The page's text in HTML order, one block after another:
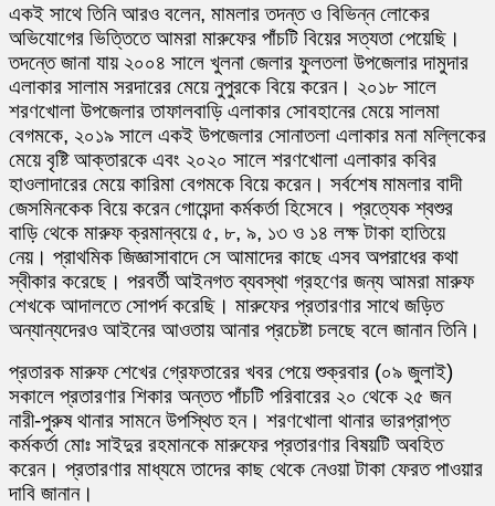
একই সাথে তিনি আরও বলেন, মামলার তদন্ত ও বিভিন্ন লোকের
অভিযোগের ভিত্তিতে আমরা মারুফের পাঁচটি বিয়ের সত্যতা পেয়েছি।
তদন্তে জানা যায় ২০০৪ সালে খুলনা জেলার ফুলতলা উপজেলার দামুদার
এলাকার সালাম সরদারের মেয়ে নুপুরকে বিয়ে করেন। ২০১৮ সালে
শরণখোলা উপজেলার তাফালবাড়ি এলাকার সোবহানের মেয়ে সালমা
বেগমকে, ২০১৯ সালে একই উপজেলার সোনাতলা এলাকার মনা মল্লিকের
মেয়ে বৃষ্টি আক্তারকে এবং ২০২০ সালে শরণখোলা এলাকার কবির
হাওলাদারের মেয়ে কারিমা বেগমকে বিয়ে করেন। সর্বশেষ মামলার বাদী
জেসমিনকেক বিয়ে করেন গোয়েন্দা কর্মকর্তা হিসেবে। প্রত্যেক শ্বশুর
বাড়ি থেকে মারুফ ক্রমান্বয়ে ৫, ৮, ৯, ১৩ ও ১৪ লক্ষ টাকা হাতিয়ে
নেয়। প্রাথমিক জিজ্ঞাসাবাদে সে আমাদের কাছে এসব অপরাধের কথা
স্বীকার করেছে। পরবর্তী আইনগত ব্যবস্থা গ্রহণের জন্য আমরা মারুফ
শেখকে আদালতে সোপর্দ করেছি। মারুফের প্রতারণার সাথে জড়িত
অন্যান্যদেরও আইনের আওতায় আনার প্রচেষ্টা চলছে বলে জানান তিনি।
প্রতারক মারুফ শেখের গ্রেফতারের খবর পেয়ে শুক্রবার (০৯ জুলাই)
সকালে প্রতারণার শিকার অন্তত পাঁচটি পরিবারের ২০ থেকে ২৫ জন
নারী-পুরুষ থানার সামনে উপস্থিত হন। শরণখোলা থানার ভারপ্রাপ্ত
কর্মকর্তা মোঃ সাইদুর রহমানকে মারুফের প্রতারণার বিষয়টি অবহিত
করেন। প্রতারণার মাধ্যমে তাদের কাছ থেকে নেওয়া টাকা ফেরত পাওয়ার
দাবি জানান।